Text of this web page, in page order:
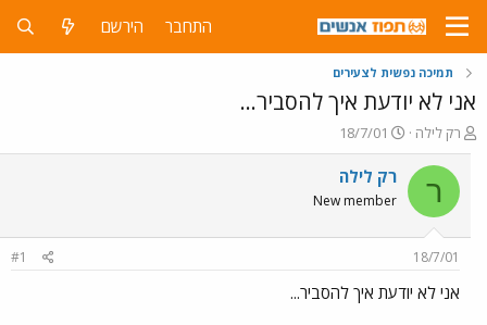
התחבר הירשם
תמיכה נפשית לצעירים
אני לא יודעת איך להסביר...
פ
ו
ת
ח
ה
ש
א
רק לילה
פ
ו
ר
ס
ם
ר
18/7/01
ר רק לילה
New member
18/7/01
#1
אני לא יודעת איך להסביר...